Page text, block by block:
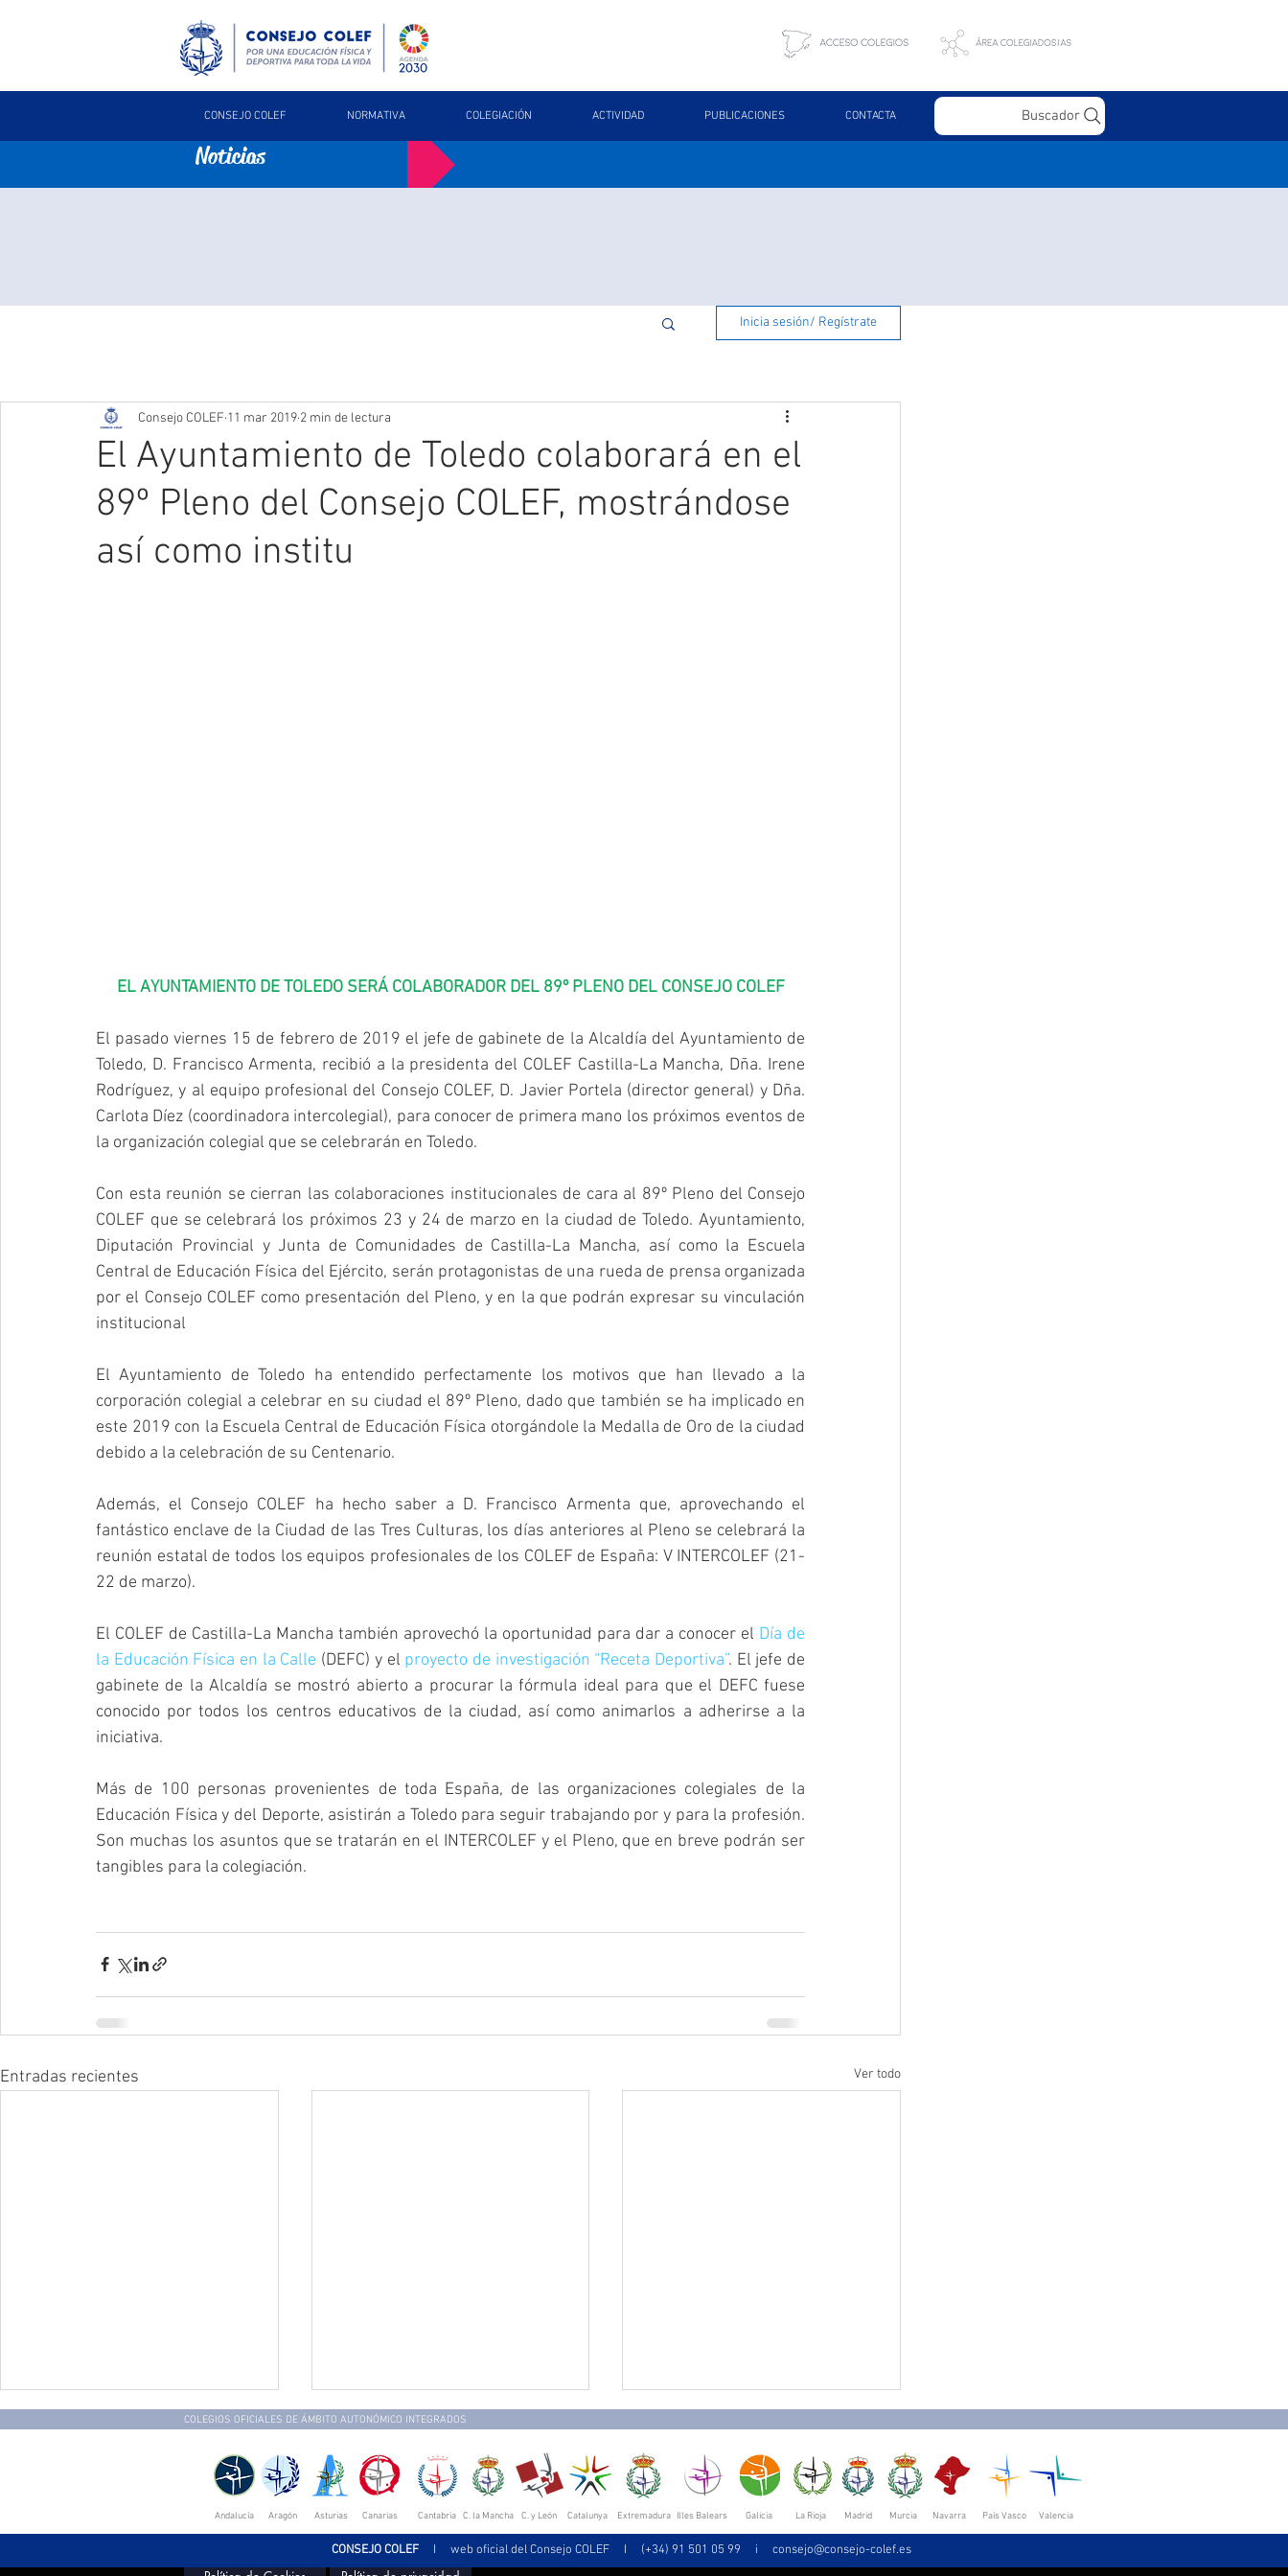
CONSEJO COLEF NORMATIVA COLEGIACIÓN ACTIVIDAD PUBLICACIONES CONTACTA Buscador
Noticias
Inicia sesión/ Regístrate
El Ayuntamiento de Toledo colaborará en el
89º Pleno del Consejo COLEF, mostrándose
así como institu
Consejo COLEF 11 mar 2019 2 min de lectura
EL AYUNTAMIENTO DE TOLEDO SERÁ COLABORADOR DEL 89º PLENO DEL CONSEJO COLEF
El pasado viernes 15 de febrero de 2019 el jefe de gabinete de la Alcaldía del Ayuntamiento de
Toledo, D. Francisco Armenta, recibió a la presidenta del COLEF Castilla-La Mancha, Dña. Irene
Rodríguez, y al equipo profesional del Consejo COLEF, D. Javier Portela (director general) y Dña.
Carlota Díez (coordinadora intercolegial), para conocer de primera mano los próximos eventos de
la organización colegial que se celebrarán en Toledo.
Con esta reunión se cierran las colaboraciones institucionales de cara al 89º Pleno del Consejo
COLEF que se celebrará los próximos 23 y 24 de marzo en la ciudad de Toledo. Ayuntamiento,
Diputación Provincial y Junta de Comunidades de Castilla-La Mancha, así como la Escuela
Central de Educación Física del Ejército, serán protagonistas de una rueda de prensa organizada
por el Consejo COLEF como presentación del Pleno, y en la que podrán expresar su vinculación
institucional
El Ayuntamiento de Toledo ha entendido perfectamente los motivos que han llevado a la
corporación colegial a celebrar en su ciudad el 89º Pleno, dado que también se ha implicado en
este 2019 con la Escuela Central de Educación Física otorgándole la Medalla de Oro de la ciudad
debido a la celebración de su Centenario.
Además, el Consejo COLEF ha hecho saber a D. Francisco Armenta que, aprovechando el
fantástico enclave de la Ciudad de las Tres Culturas, los días anteriores al Pleno se celebrará la
reunión estatal de todos los equipos profesionales de los COLEF de España: V INTERCOLEF (21-
22 de marzo).
El COLEF de Castilla-La Mancha también aprovechó la oportunidad para dar a conocer el Día de
la Educación Física en la Calle (DEFC) y el proyecto de investigación “Receta Deportiva”. El jefe de
gabinete de la Alcaldía se mostró abierto a procurar la fórmula ideal para que el DEFC fuese
conocido por todos los centros educativos de la ciudad, así como animarlos a adherirse a la
iniciativa.
Más de 100 personas provenientes de toda España, de las organizaciones colegiales de la
Educación Física y del Deporte, asistirán a Toledo para seguir trabajando por y para la profesión.
Son muchas los asuntos que se tratarán en el INTERCOLEF y el Pleno, que en breve podrán ser
tangibles para la colegiación.
Entradas recientes Ver todo
COLEGIOS OFICIALES DE ÁMBITO AUTONÓMICO INTEGRADOS
Andalucía Aragón Asturias Canarias Cantabria C. la Mancha C. y León Catalunya Extremadura Illes Balears Galicia La Rioja Madrid Murcia Navarra País Vasco Valencia
CONSEJO COLEF I web oficial del Consejo COLEF I (+34) 91 501 05 99 i consejo@consejo-colef.es